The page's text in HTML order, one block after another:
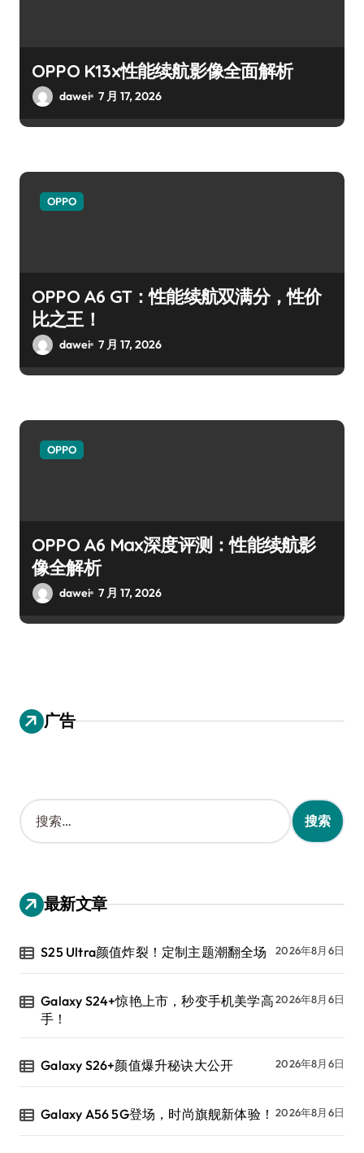
OPPO K13x性能续航影像全面解析
dawei 7 月 17, 2026
OPPO
OPPO A6 GT：性能续航双满分，性价
比之王！
dawei 7 月 17, 2026
OPPO
OPPO A6 Max深度评测：性能续航影
像全解析
dawei 7 月 17, 2026
广告
搜
索
：
最新文章
S25 Ultra颜值炸裂！定制主题潮翻全场 2026年8月6日
Galaxy S24+惊艳上市，秒变手机美学高
手！
2026年8月6日
Galaxy S26+颜值爆升秘诀大公开 2026年8月6日
Galaxy A56 5G登场，时尚旗舰新体验！ 2026年8月6日